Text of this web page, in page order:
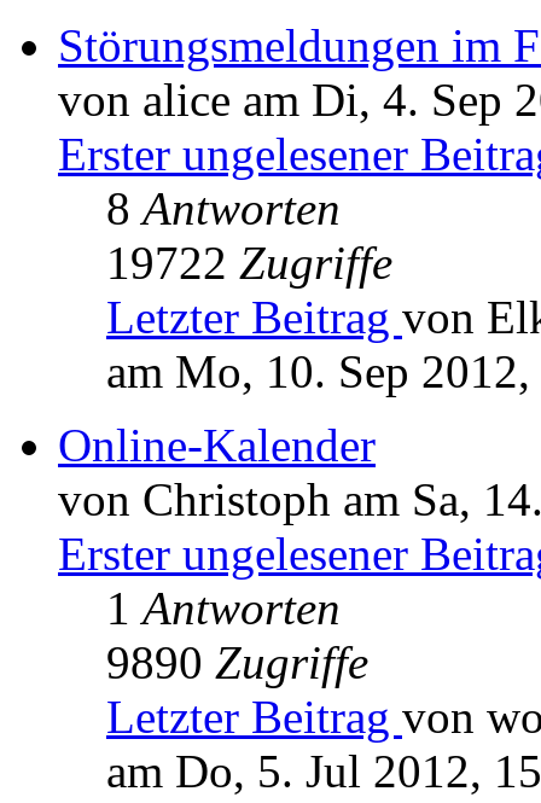
Störungsmeldungen im
von alice am Di, 4. Sep
Erster ungelesener
8Antworten
19722 Zugriffe
Letzter Beitrag von
am Mo, 10. Sep
Online-Kalender
von Christoph am Sa,
Erster ungelesener
1Antworten
9890 Zugriffe
Letzter Beitrag von
am Do, 5. Jul 2012,